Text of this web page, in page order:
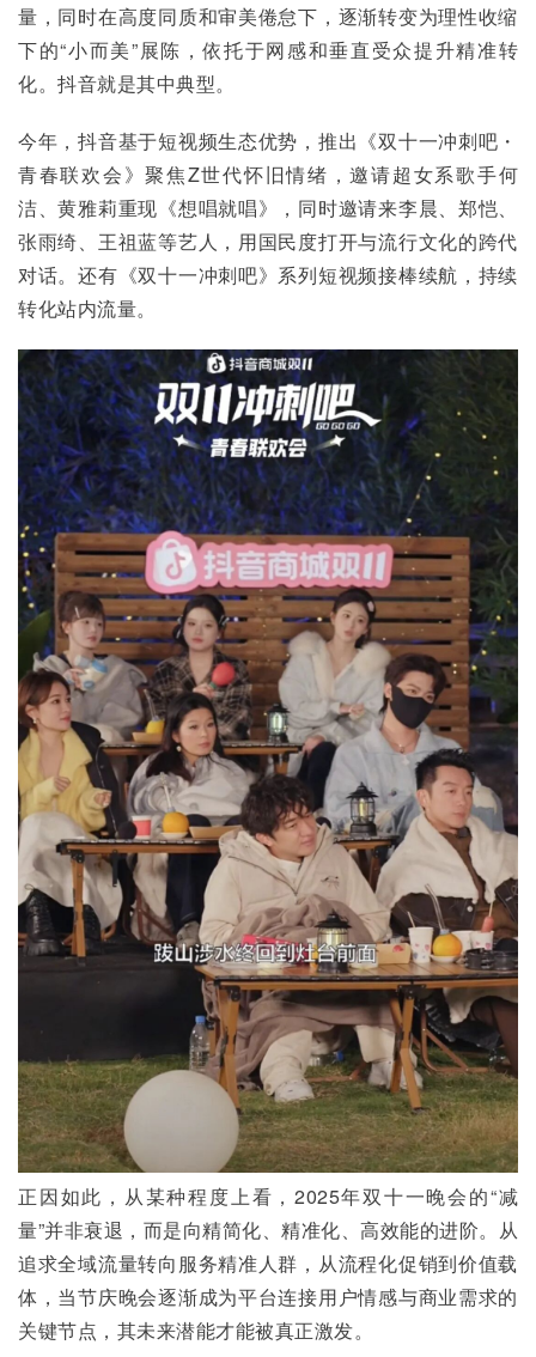
量，同时在高度同质和审美倦怠下，逐渐转变为理性收缩
下的“小而美”展陈，依托于网感和垂直受众提升精准转
化。抖音就是其中典型。
今年，抖音基于短视频生态优势，推出《双十一冲刺吧・
青春联欢会》聚焦Z世代怀旧情绪，邀请超女系歌手何
洁、黄雅莉重现《想唱就唱》，同时邀请来李晨、郑恺、
张雨绮、王祖蓝等艺人，用国民度打开与流行文化的跨代
对话。还有《双十一冲刺吧》系列短视频接棒续航，持续
转化站内流量。
正因如此，从某种程度上看，2025年双十一晚会的“减
量”并非衰退，而是向精简化、精准化、高效能的进阶。从
追求全域流量转向服务精准人群，从流程化促销到价值载
体，当节庆晚会逐渐成为平台连接用户情感与商业需求的
关键节点，其未来潜能才能被真正激发。